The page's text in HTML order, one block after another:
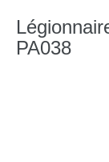
PA038